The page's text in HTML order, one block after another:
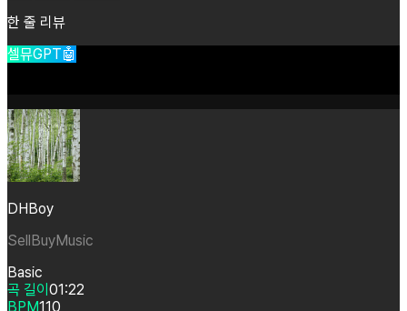
한 줄 리뷰
셀뮤GPT🤖
DHBoy
SellBuyMusic
Basic
곡 길이 01:22
BPM110